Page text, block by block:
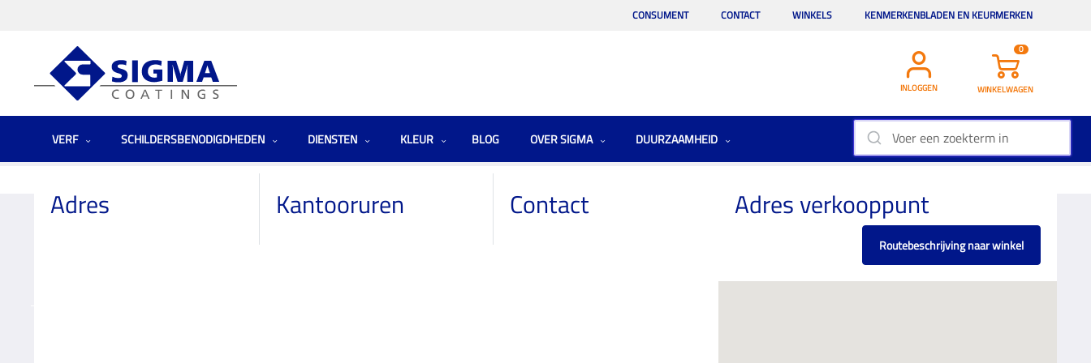
CONSUMENT CONTACT WINKELS KENMERKENBLADEN EN KEURMERKEN
INLOGGEN
0
WINKELWAGEN
VERF SCHILDERSBENODIGDHEDEN DIENSTEN KLEUR BLOG OVER SIGMA DUURZAAMHEID
Adres Kantooruren Contact Adres verkooppunt
Routebeschrijving naar winkel